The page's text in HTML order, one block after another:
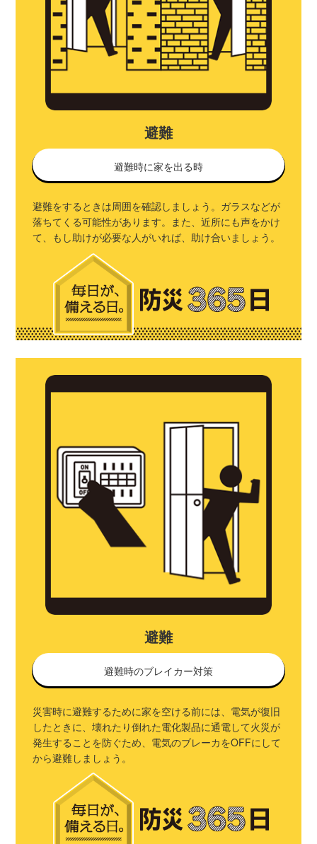
避難
避難時に家を出る時
避難をするときは周囲を確認しましょう。ガラスなどが
落ちてくる可能性があります。また、近所にも声をかけ
て、もし助けが必要な人がいれば、助け合いましょう。
避難
避難時のブレイカー対策
災害時に避難するために家を空ける前には、電気が復旧
したときに、壊れたり倒れた電化製品に通電して火災が
発生することを防ぐため、電気のブレーカをOFFにして
から避難しましょう。